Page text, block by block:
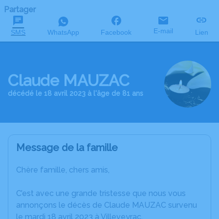
Partager
SMS WhatsApp Facebook E-mail Lien
Claude MAUZAC
décédé le 18 avril 2023 à l'âge de 81 ans
Message de la famille
Chère famille, chers amis,
C’est avec une grande tristesse que nous vous
annonçons le décès de Claude MAUZAC survenu
le mardi 18 avril 2023 à Villeveyrac.